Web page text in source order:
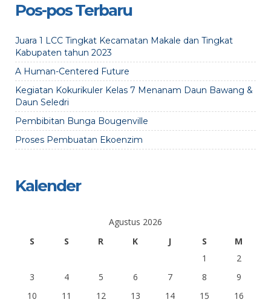
Pos-pos Terbaru
Juara 1 LCC Tingkat Kecamatan Makale dan Tingkat
Kabupaten tahun 2023
A Human-Centered Future
Kegiatan Kokurikuler Kelas 7 Menanam Daun Bawang &
Daun Seledri
Pembibitan Bunga Bougenville
Proses Pembuatan Ekoenzim
Kalender
Agustus 2026
S
S R K J S
M
1
2
3
4 5 6 7 8
9
10
11 12 13 14 15
16